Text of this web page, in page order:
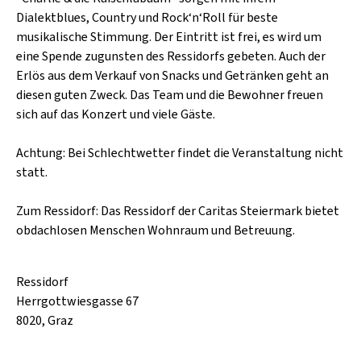
CAFÉ WOLF
POSTGARAGE
KUNSTGARTEN
KRISTALLWERK
GOLD & PECH THEATER
HARD & HEAVY
SINGER-SONGWRITER
VOLKSMUSIK
KULTURLAND STEIERMARK
Dialektblues, Country und Rock‘n‘Roll für beste
musikalische Stimmung. Der Eintritt ist frei, es wird um
eine Spende zugunsten des Ressidorfs gebeten. Auch der
Erlös aus dem Verkauf von Snacks und Getränken geht an
diesen guten Zweck. Das Team und die Bewohner freuen
sich auf das Konzert und viele Gäste.
Achtung: Bei Schlechtwetter findet die Veranstaltung nicht
statt.
Zum Ressidorf: Das Ressidorf der Caritas Steiermark bietet
obdachlosen Menschen Wohnraum und Betreuung.
Ressidorf
Herrgottwiesgasse 67
8020, Graz